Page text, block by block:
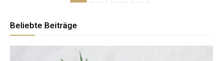
Beliebte Beiträge